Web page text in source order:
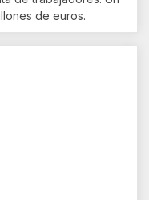
de euros.